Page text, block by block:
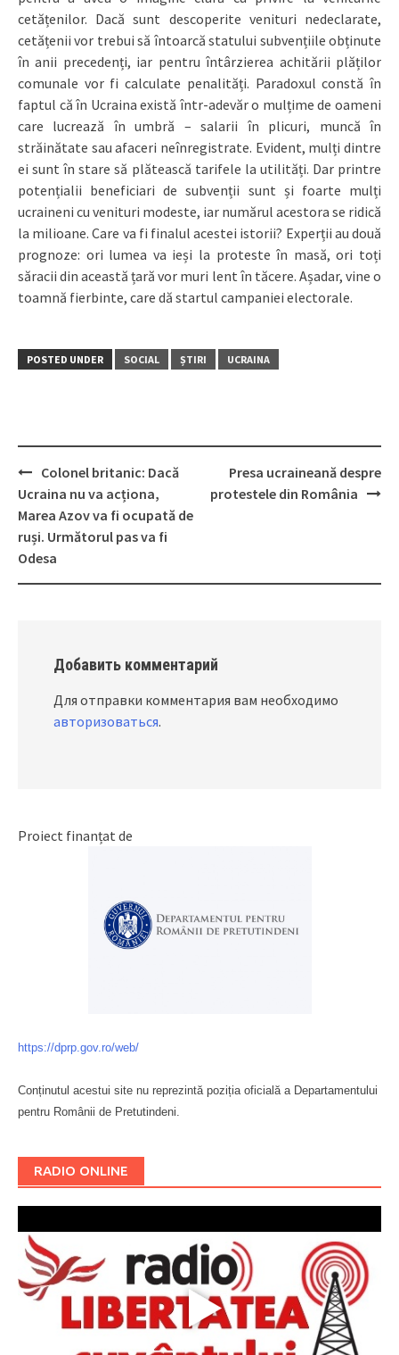
cetățenilor. Dacă sunt descoperite venituri nedeclarate,
cetățenii vor trebui să întoarcă statului subvențiile obținute
în anii precedenți, iar pentru întârzierea achitării plăților
comunale vor fi calculate penalități. Paradoxul constă în
faptul că în Ucraina există într-adevăr o mulțime de oameni
care lucrează în umbră – salarii în plicuri, muncă în
străinătate sau afaceri neînregistrate. Evident, mulți dintre
ei sunt în stare să plătească tarifele la utilități. Dar printre
potențialii beneficiari de subvenții sunt și foarte mulți
ucraineni cu venituri modeste, iar numărul acestora se ridică
la milioane. Care va fi finalul acestei istorii? Experții au două
prognoze: ori lumea va ieși la proteste în masă, ori toți
săracii din această țară vor muri lent în tăcere. Așadar, vine o
toamnă fierbinte, care dă startul campaniei electorale.
POSTED UNDER SOCIAL ȘTIRI UCRAINA
Post
navigation
Colonel britanic: Dacă
Ucraina nu va acționa,
Marea Azov va fi ocupată de
ruși. Următorul pas va fi
Odesa
Presa ucraineană despre
protestele din România
Добавить комментарий
Для отправки комментария вам необходимо
авторизоваться.
Proiect finanțat de
https://dprp.gov.ro/web/
Conținutul acestui site nu reprezintă poziția oficială a Departamentului
pentru Românii de Pretutindeni.
RADIO ONLINE